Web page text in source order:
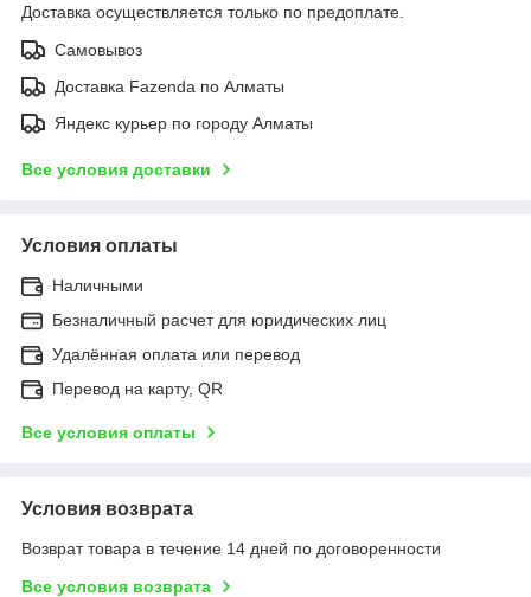
Доставка осуществляется только по предоплате.
Самовывоз
Доставка Fazenda по Алматы
Яндекс курьер по городу Алматы
Все условия доставки
Условия оплаты
Наличными
Безналичный расчет для юридических лиц
Удалённая оплата или перевод
Перевод на карту, QR
Все условия оплаты
Условия возврата
Возврат товара в течение 14 дней по договоренности
Все условия возврата